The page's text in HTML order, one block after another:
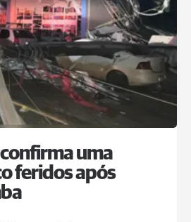
confirma uma
feridos após